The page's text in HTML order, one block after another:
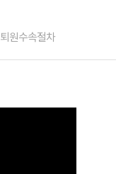
퇴원수속절차